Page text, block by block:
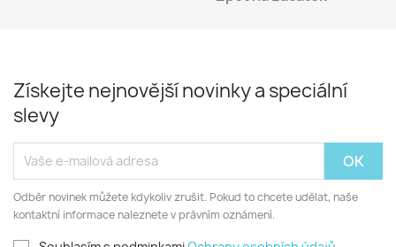
Získejte nejnovější novinky a speciální
slevy
Odběr novinek můžete kdykoliv zrušit. Pokud to chcete udělat, naše
kontaktní informace naleznete v právním oznámení.